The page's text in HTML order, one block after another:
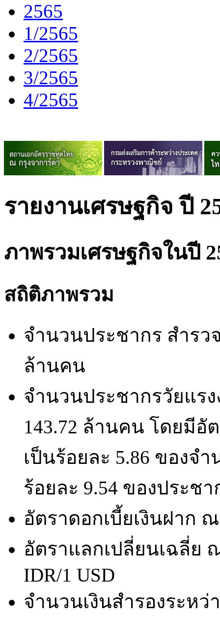
2565
1/2565
2/2565
3/2565
4/2565
รายงานเศรษฐกิจ ปี
ภาพรวมเศรษฐกิจในปี
สถิติภาพรวม
จำนวนประชากร สำรว
ล้านคน
จำนวนประชากรวัยแร
143.72 ล้านคน โดยมีอั
เป็นร้อยละ 5.86 ของจ
ร้อยละ 9.54 ของประช
อัตราดอกเบี้ยเงินฝาก
อัตราแลกเปลี่ยนเฉลี่ย
IDR/1 USD
จำนวนเงินสำรองระหว่